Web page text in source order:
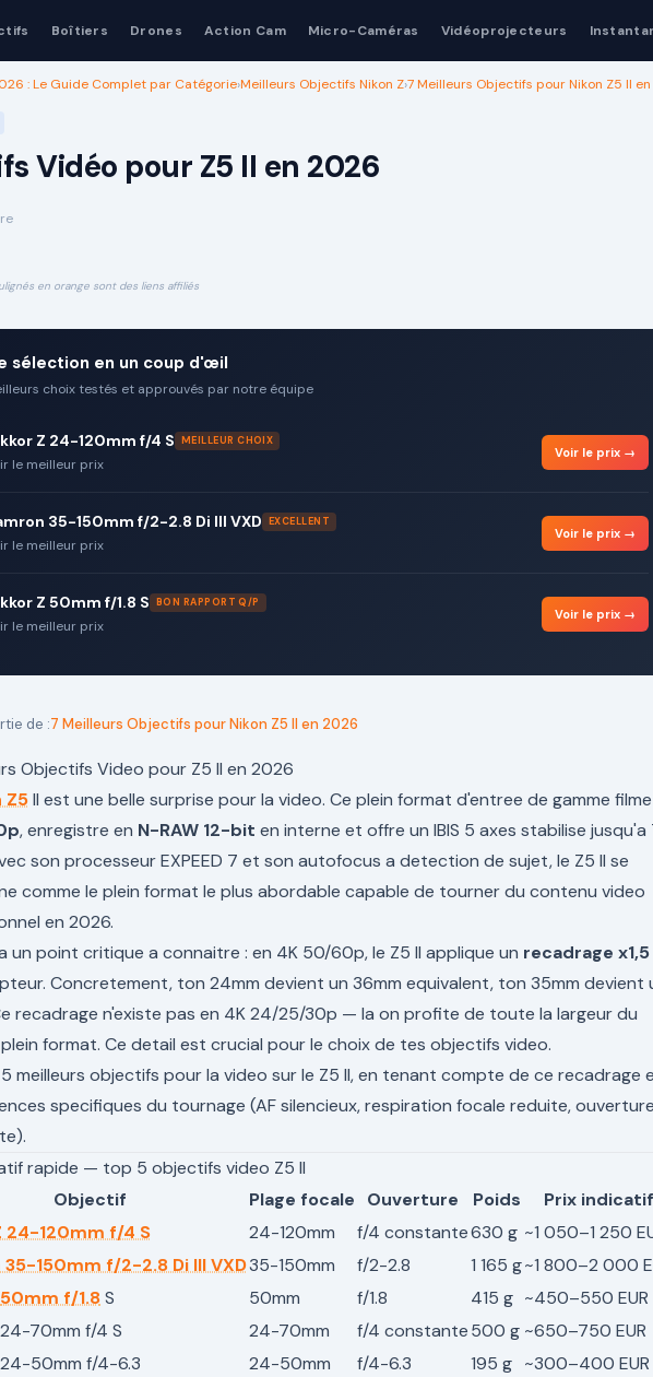
Boîtiers Drones Action Cam Micro-Caméras Vidéoprojecteurs
: Le Guide Complet par Catégorie›Meilleurs Objectifs Nikon Z›7 Meilleurs Objectifs pour Nikon Z5 II
Vidéo pour Z5 II en 2026
en orange sont des liens affiliés
sélection en un coup d'œil
choix testés et approuvés par notre équipe
Z 24-120mm f/4 S MEILLEUR CHOIX
le meilleur prix
Voir le prix →
35-150mm f/2-2.8 Di III VXD EXCELLENT
le meilleur prix
Voir le prix →
Z 50mm f/1.8 S BON RAPPORT Q/P
le meilleur prix
Voir le prix →
de :7 Meilleurs Objectifs pour Nikon Z5 II en 2026
Objectifs Video pour Z5 II en 2026
Z5II est une belle surprise pour la video. Ce plein format d'entree de gamme filme
, enregistre en N-RAW 12-bit en interne et offre un IBIS 5 axes stabilise jusqu'a
son processeur EXPEED 7 et son autofocus a detection de sujet, le Z5 II se
comme le plein format le plus abordable capable de tourner du contenu video
en 2026.
un point critique a connaitre : en 4K 50/60p, le Z5 II applique un recadrage x1,5
Concretement, ton 24mm devient un 36mm equivalent, ton 35mm devient
recadrage n'existe pas en 4K 24/25/30p — la on profite de toute la largeur du
format. Ce detail est crucial pour le choix de tes objectifs video.
meilleurs objectifs pour la video sur le Z5 II, en tenant compte de ce recadrage
specifiques du tournage (AF silencieux, respiration focale reduite, ouverture
rapide — top 5 objectifs video Z5 II
Objectif
Plage focale Ouverture Poids
Prix indicatif
24-120mm f/4 S
24-120mm f/4 constante630 g ~1 050–1 250
35-150mm f/2-2.8 Di III VXD35-150mm f/2-2.8 1 165 g~1 800–2 000
50mm f/1.8S 50mm f/1.8 415 g ~450–550 EUR
70mm f/4 S
24-70mm f/4 constante500 g ~650–750 EUR
24-50mm f/4-6.3
24-50mm f/4-6.3 195 g ~300–400 EUR